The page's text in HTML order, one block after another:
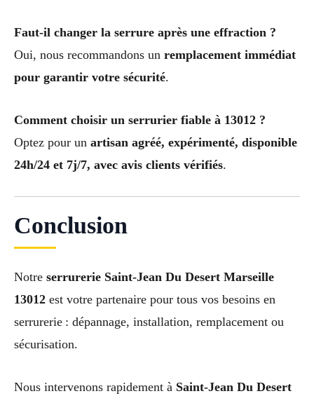
Faut-il changer la serrure après une effraction ?
Oui, nous recommandons un remplacement immédiat
pour garantir votre sécurité.
Comment choisir un serrurier fiable à 13012 ?
Optez pour un artisan agréé, expérimenté, disponible
24h/24 et 7j/7, avec avis clients vérifiés.
Conclusion
Notre serrurerie Saint-Jean Du Desert Marseille
13012 est votre partenaire pour tous vos besoins en
serrurerie : dépannage, installation, remplacement ou
sécurisation.
Nous intervenons rapidement à Saint-Jean Du Desert